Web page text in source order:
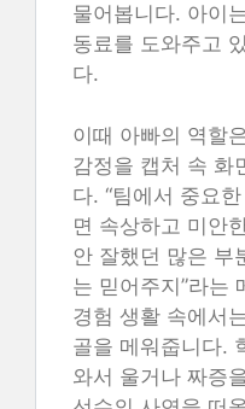
물어봅니다. 아이
동료를 도와주고
다.
이때 아빠의 역할
감정을 캡처 속 화
다. “팀에서 중요
면 속상하고 미안
안 잘했던 많은 부
는 믿어주지”라는
경험 생활 속에서
골을 메워줍니다.
와서 울거나 짜증